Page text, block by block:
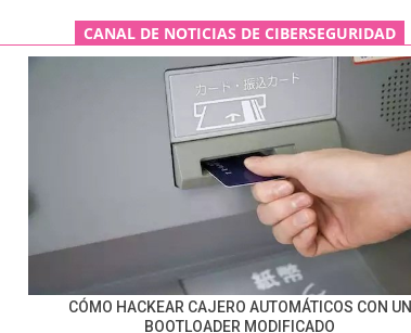
CANAL DE NOTICIAS DE CIBERSEGURIDAD
CÓMO HACKEAR CAJERO AUTOMÁTICOS CON UN
BOOTLOADER MODIFICADO